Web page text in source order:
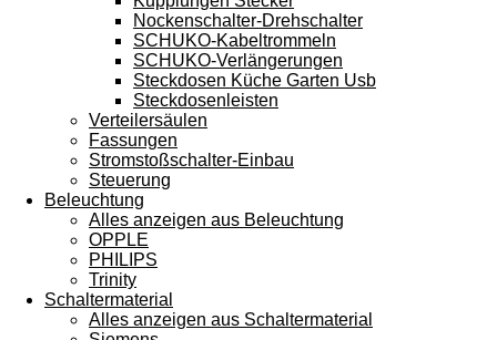
Nockenschalter-Drehschalter
SCHUKO-Kabeltrommeln
SCHUKO-Verlängerungen
Steckdosen Küche Garten Usb
Steckdosenleisten
Verteilersäulen
Fassungen
Stromstoßschalter-Einbau
Steuerung
Beleuchtung
Alles anzeigen aus Beleuchtung
OPPLE
PHILIPS
Trinity
Schaltermaterial
Alles anzeigen aus Schaltermaterial